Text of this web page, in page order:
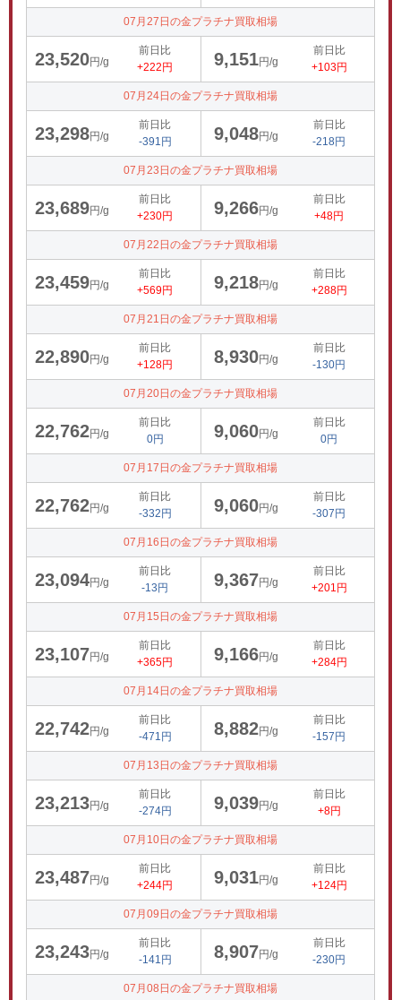
07月27日の金プラチナ買取相場
23,520円/g
前日比
+222円
9,151円/g
前日比
+103円
07月24日の金プラチナ買取相場
23,298円/g
前日比
-391円
9,048円/g
前日比
-218円
07月23日の金プラチナ買取相場
23,689円/g
前日比
+230円
9,266円/g
前日比
+48円
07月22日の金プラチナ買取相場
23,459円/g
前日比
+569円
9,218円/g
前日比
+288円
07月21日の金プラチナ買取相場
22,890円/g
前日比
+128円
8,930円/g
前日比
-130円
07月20日の金プラチナ買取相場
22,762円/g
前日比
0円
9,060円/g
前日比
0円
07月17日の金プラチナ買取相場
22,762円/g
前日比
-332円
9,060円/g
前日比
-307円
07月16日の金プラチナ買取相場
23,094円/g
前日比
-13円
9,367円/g
前日比
+201円
07月15日の金プラチナ買取相場
23,107円/g
前日比
+365円
9,166円/g
前日比
+284円
07月14日の金プラチナ買取相場
22,742円/g
前日比
-471円
8,882円/g
前日比
-157円
07月13日の金プラチナ買取相場
23,213円/g
前日比
-274円
9,039円/g
前日比
+8円
07月10日の金プラチナ買取相場
23,487円/g
前日比
+244円
9,031円/g
前日比
+124円
07月09日の金プラチナ買取相場
23,243円/g
前日比
-141円
8,907円/g
前日比
-230円
07月08日の金プラチナ買取相場